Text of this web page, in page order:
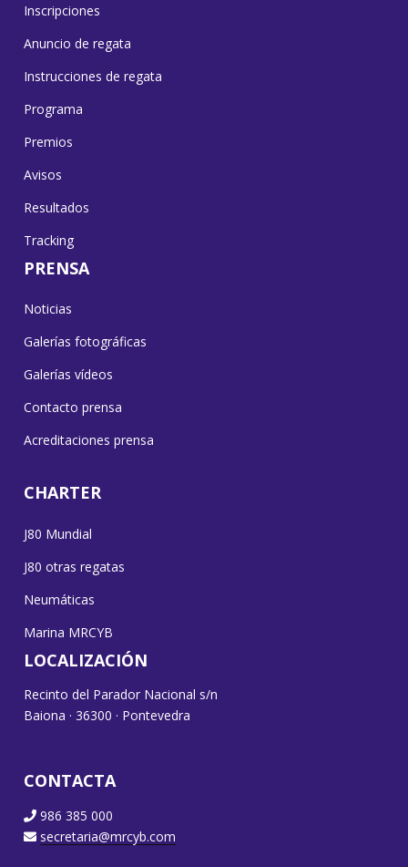
Inscripciones
Anuncio de regata
Instrucciones de regata
Programa
Premios
Avisos
Resultados
Tracking
PRENSA
Noticias
Galerías fotográficas
Galerías vídeos
Contacto prensa
Acreditaciones prensa
CHARTER
J80 Mundial
J80 otras regatas
Neumáticas
Marina MRCYB
LOCALIZACIÓN
Recinto del Parador Nacional s/n
Baiona · 36300 · Pontevedra
CONTACTA
986 385 000
secretaria@mrcyb.com